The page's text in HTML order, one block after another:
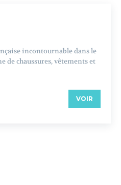
incontournable dans le
de chaussures, vêtements et
VOIR